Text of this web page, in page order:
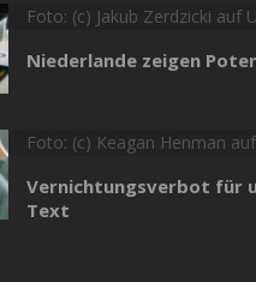
Foto: (c) Jakub Zerdzicki auf
Niederlande zeigen
Foto: (c) Keagan Henman
Vernichtungsverbot für
Text